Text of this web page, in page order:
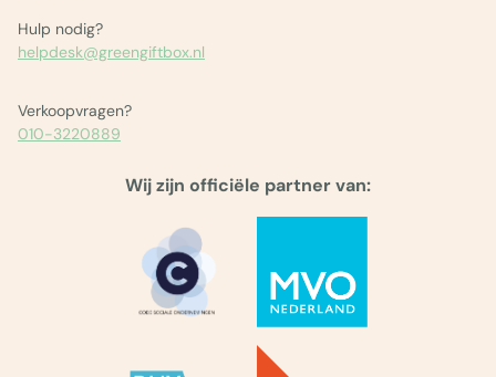
Hulp nodig?
helpdesk@greengiftbox.nl
Verkoopvragen?
010-3220889
Wij zijn officiële partner van: